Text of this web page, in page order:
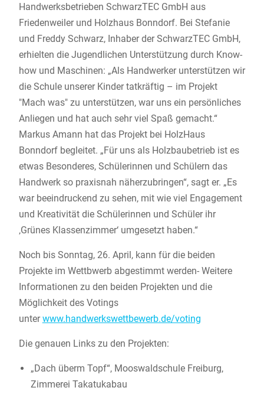
Handwerksbetrieben SchwarzTEC GmbH aus
Friedenweiler und Holzhaus Bonndorf. Bei Stefanie
und Freddy Schwarz, Inhaber der SchwarzTEC GmbH,
erhielten die Jugendlichen Unterstützung durch Know-
how und Maschinen: „Als Handwerker unterstützen wir
die Schule unserer Kinder tatkräftig – im Projekt
"Mach was" zu unterstützen, war uns ein persönliches
Anliegen und hat auch sehr viel Spaß gemacht.“
Markus Amann hat das Projekt bei HolzHaus
Bonndorf begleitet. „Für uns als Holzbaubetrieb ist es
etwas Besonderes, Schülerinnen und Schülern das
Handwerk so praxisnah näherzubringen“, sagt er. „Es
war beeindruckend zu sehen, mit wie viel Engagement
und Kreativität die Schülerinnen und Schüler ihr
‚Grünes Klassenzimmer‘ umgesetzt haben.“
Noch bis Sonntag, 26. April, kann für die beiden
Projekte im Wettbwerb abgestimmt werden- Weitere
Informationen zu den beiden Projekten und die
Möglichkeit des Votings
unterwww.handwerkswettbewerb.de/voting
Die genauen Links zu den Projekten:
„Dach überm Topf“, Mooswaldschule Freiburg,
Zimmerei Takatukabau